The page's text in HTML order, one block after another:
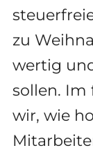
zu
wertig
sollen. Im
wir, wie